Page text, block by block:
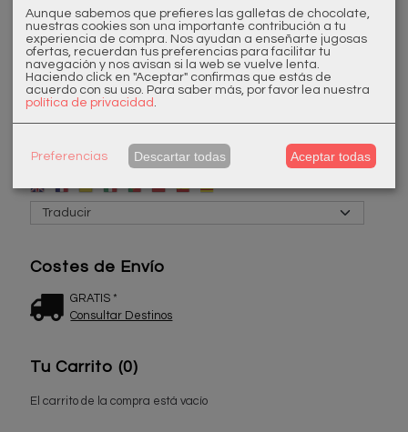
Marcas
Idioma
Costes de Envío
GRATIS *
Consultar Destinos
Tu Carrito (0)
El carrito de la compra está vacío
Aunque sabemos que prefieres las galletas de chocolate,
nuestras cookies son una importante contribución a tu
experiencia de compra. Nos ayudan a enseñarte jugosas
ofertas, recuerdan tus preferencias para facilitar tu
navegación y nos avisan si la web se vuelve lenta.
Haciendo click en "Aceptar" confirmas que estás de
acuerdo con su uso. Para saber más, por favor lea nuestra
política de privacidad .
Preferencias Descartar todas Aceptar todas